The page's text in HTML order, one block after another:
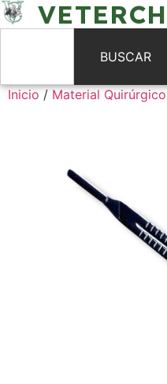
BUSCAR
Inicio/Material Quirúrgico